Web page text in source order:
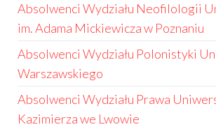
Absolwenci Wydziału Neofilologii
im. Adama Mickiewicza w Poznaniu
Absolwenci Wydziału Polonistyki
Warszawskiego
Absolwenci Wydziału Prawa
Kazimierza we Lwowie